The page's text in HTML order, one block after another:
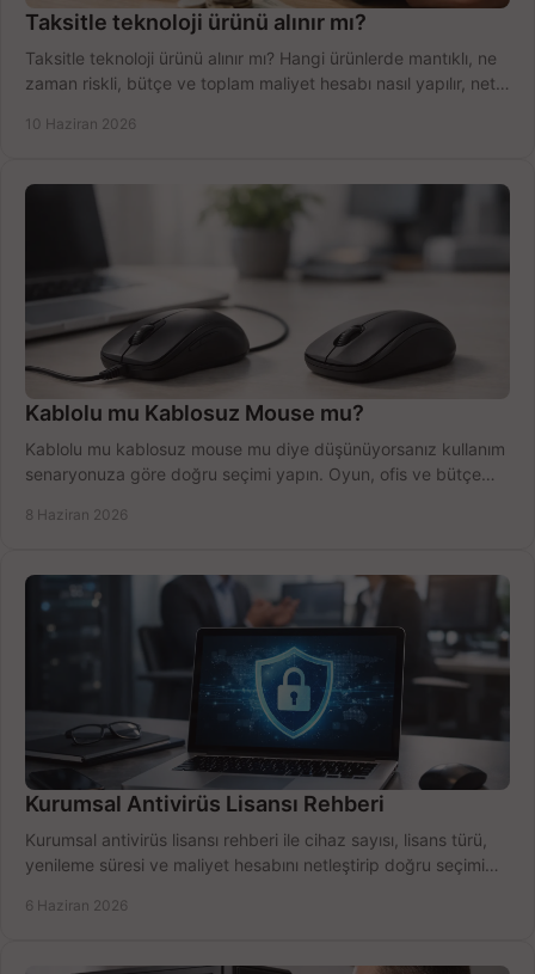
Taksitle teknoloji ürünü alınır mı?
Taksitle teknoloji ürünü alınır mı? Hangi ürünlerde mantıklı, ne
zaman riskli, bütçe ve toplam maliyet hesabı nasıl yapılır, net
10 Haziran 2026
Kablolu mu Kablosuz Mouse mu?
Kablolu mu kablosuz mouse mu diye düşünüyorsanız kullanım
senaryonuza göre doğru seçimi yapın. Oyun, ofis ve bütçe
8 Haziran 2026
Kurumsal Antivirüs Lisansı Rehberi
Kurumsal antivirüs lisansı rehberi ile cihaz sayısı, lisans türü,
yenileme süresi ve maliyet hesabını netleştirip doğru seçimi
6 Haziran 2026